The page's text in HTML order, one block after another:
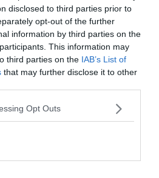
disclosed to third parties prior to
opt-out of the further
information by third parties on the
This information may
third parties on the IAB’s List of
that may further disclose it to other
Opt Outs
rövid életű
a neve a
és a The